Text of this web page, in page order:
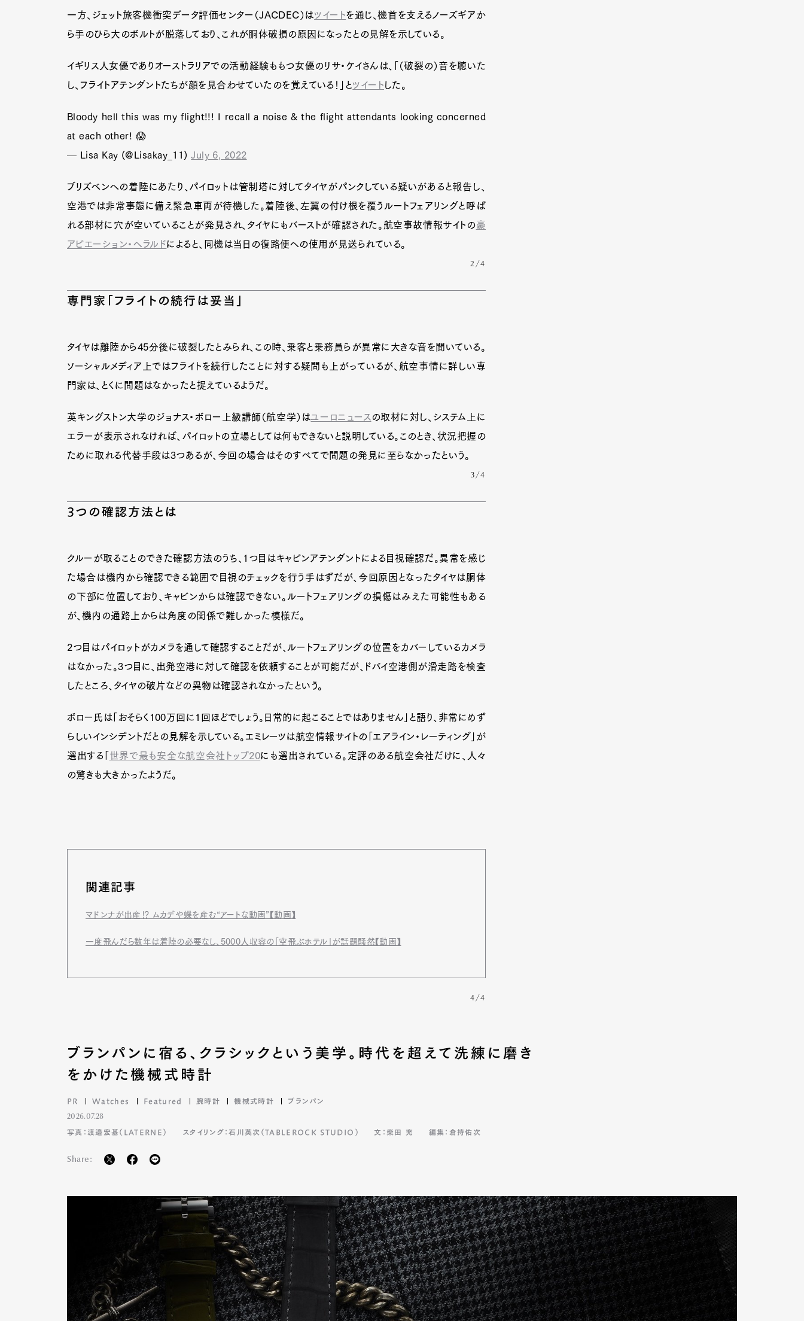
Art&Design Watch
Fashion
Culture
一方、ジェット旅客機衝突データ評価センター（JACDEC）はツイートを通じ、機首を支えるノーズギアか
ら手のひら大のボルトが脱落しており、これが胴体破損の原因になったとの見解を示している。
イギリス人女優でありオーストラリアでの活動経験ももつ女優のリサ・ケイさんは、「（破裂の）音を聴いた
し、フライトアテンダントたちが顔を見合わせていたのを覚えている！」とツイートした。
Bloody hell this was my flight!!! I recall a noise & the flight attendants looking concerned
at each other! 😱
— Lisa Kay (@Lisakay_11)July 6, 2022
ブリズベンへの着陸にあたり、パイロットは管制塔に対してタイヤがパンクしている疑いがあると報告し、
空港では非常事態に備え緊急車両が待機した。着陸後、左翼の付け根を覆うルートフェアリングと呼ば
れる部材に穴が空いていることが発見され、タイヤにもバーストが確認された。航空事故情報サイトの豪
アビエーション・ヘラルドによると、同機は当日の復路便への使用が見送られている。
2/4
専門家「フライトの続行は妥当」
タイヤは離陸から45分後に破裂したとみられ、この時、乗客と乗務員らが異常に大きな音を聞いている。
ソーシャルメディア上ではフライトを続行したことに対する疑問も上がっているが、航空事情に詳しい専
門家は、とくに問題はなかったと捉えているようだ。
英キングストン大学のジョナス・ボロー上級講師（航空学）はユーロニュース の取材に対し、システム上に
エラーが表示されなければ、パイロットの立場としては何もできないと説明している。このとき、状況把握の
ために取れる代替手段は3つあるが、今回の場合はそのすべてで問題の発見に至らなかったという。
3/4
3つの確認方法とは
クルーが取ることのできた確認方法のうち、1つ目はキャビンアテンダントによる目視確認だ。異常を感じ
た場合は機内から確認できる範囲で目視のチェックを行う手はずだが、今回原因となったタイヤは胴体
の下部に位置しており、キャビンからは確認できない。ルートフェアリングの損傷はみえた可能性もある
が、機内の通路上からは角度の関係で難しかった模様だ。
2つ目はパイロットがカメラを通して確認することだが、ルートフェアリングの位置をカバーしているカメラ
はなかった。3つ目に、出発空港に対して確認を依頼することが可能だが、ドバイ空港側が滑走路を検査
したところ、タイヤの破片などの異物は確認されなかったという。
ボロー氏は「おそらく100万回に1回ほどでしょう。日常的に起こることではありません」と語り、非常にめず
らしいインシデントだとの見解を示している。エミレーツは航空情報サイトの「エアライン・レーティング」が
選出する「 世界で最も安全な航空会社トップ20にも選出されている。定評のある航空会社だけに、人々
の驚きも大きかったようだ。
関連記事
マドンナが出産⁉ ムカデや蝶を産む“アートな動画”【動画】
一度飛んだら数年は着陸の必要なし、5000人収容の「空飛ぶホテル」が話題騒然【動画】
4/4
ブランパンに宿る、クラシックという美学。時代を超えて洗練に磨き
をかけた機械式時計
PR Watches Featured 腕時計 機械式時計 ブランパン
2026.07.28
写真：渡邉宏基（LATERNE） スタイリング：石川英次（TABLEROCK STUDIO） 文：柴田 充 編集：倉持佑次
Share: